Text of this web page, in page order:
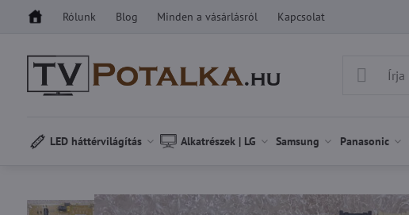
Rólunk Blog Minden a vásárlásról Kapcsolat
LED háttérvilágítás Alkatrészek | LG Samsung Panasonic